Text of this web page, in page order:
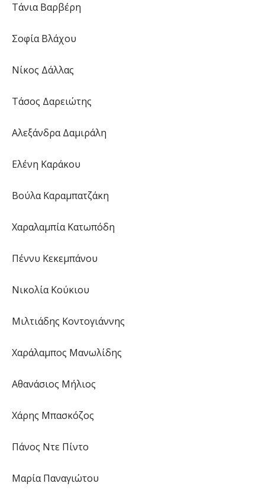
Τάνια Βαρβέρη
Σοφία Βλάχου
Νίκος Δάλλας
Τάσος Δαρειώτης
Αλεξάνδρα Δαμιράλη
Ελένη Καράκου
Βούλα Καραμπατζάκη
Χαραλαμπία Κατωπόδη
Πέννυ Κεκεμπάνου
Νικολία Κούκιου
Μιλτιάδης Κοντογιάννης
Χαράλαμπος Μανωλίδης
Αθανάσιος Μήλιος
Χάρης Μπασκόζος
Πάνος Ντε Πίντο
Μαρία Παναγιώτου